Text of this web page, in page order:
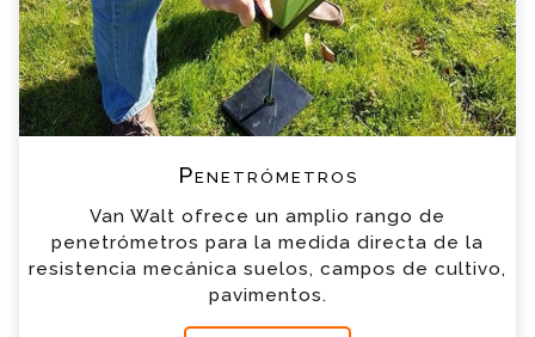
Penetrómetros
Van Walt ofrece un amplio rango de
penetrómetros para la medida directa de la
resistencia mecánica suelos, campos de cultivo,
pavimentos.
Penetrómetro de mano
Penetrologger PRO
Penetrógrafo
Penetrómetro para capas superficiales
Penetrómetro de bolsillo
Email
*
Teléfono
*
Empresa
*